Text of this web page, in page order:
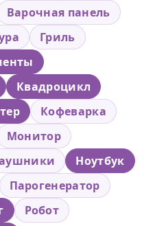
Варочная панель
Гриль
Квадроцикл
Кофеварка
Монитор
Ноутбук
Парогенератор
Робот